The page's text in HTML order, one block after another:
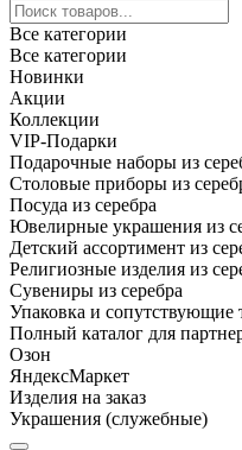
Все категории
Все категории
Новинки
Акции
Коллекции
VIP-Подарки
Подарочные наборы из
Столовые приборы из
Посуда из серебра
Ювелирные украшения из
Детский ассортимент из
Религиозные изделия из
Сувениры из серебра
Упаковка и сопутствующие
Полный каталог для
Озон
ЯндексМаркет
Изделия на заказ
Украшения (служебные)